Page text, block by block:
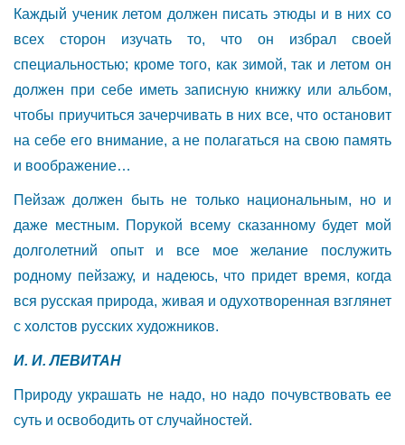
Каждый ученик летом должен писать этюды и в них со
всех сторон изучать то, что он избрал своей
специальностью; кроме того, как зимой, так и летом он
должен при себе иметь записную книжку или альбом,
чтобы приучиться зачерчивать в них все, что остановит
на себе его внимание, а не полагаться на свою память
и воображение…
Пейзаж должен быть не только национальным, но и
даже местным. Порукой всему сказанному будет мой
долголетний опыт и все мое желание послужить
родному пейзажу, и надеюсь, что придет время, когда
вся русская природа, живая и одухотворенная взглянет
с холстов русских художников.
И. И. ЛЕВИТАН
Природу украшать не надо, но надо почувствовать ее
суть и освободить от случайностей.